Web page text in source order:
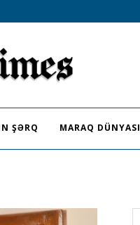
ŞƏRQ MARAQ DÜNYASI